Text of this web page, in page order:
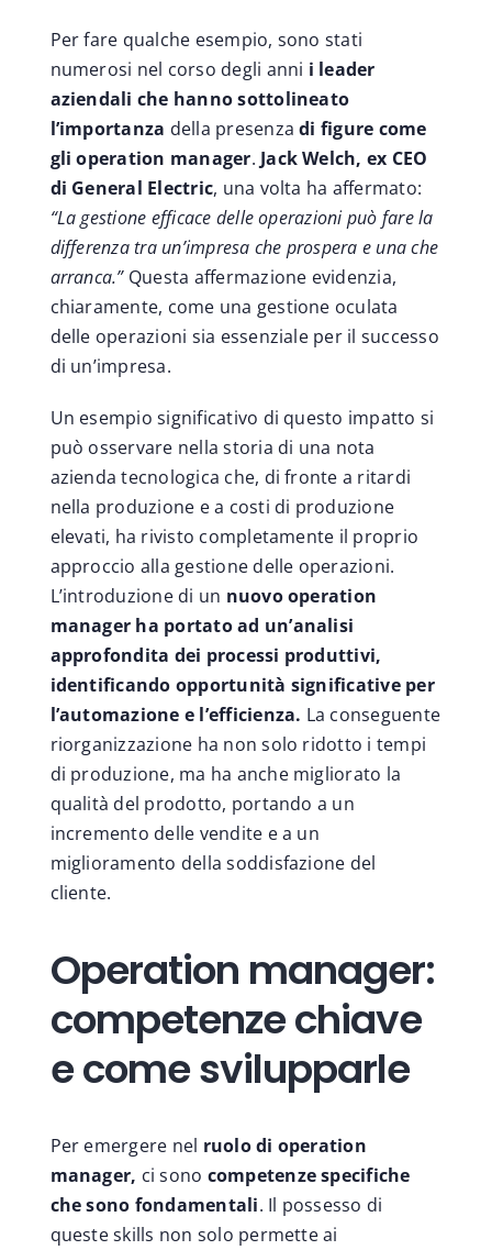
Per fare qualche esempio, sono stati
numerosi nel corso degli anni i leader
aziendali che hanno sottolineato
l’importanza della presenzadi figure come
gli operation manager. Jack Welch, ex CEO
di General Electric, una volta ha affermato:
“La gestione efficace delle operazioni può fare la
differenza tra un’impresa che prospera e una che
arranca.”Questa affermazione evidenzia,
chiaramente, come una gestione oculata
delle operazioni sia essenziale per il successo
di un’impresa.
Un esempio significativo di questo impatto si
può osservare nella storia di una nota
azienda tecnologica che, di fronte a ritardi
nella produzione e a costi di produzione
elevati, ha rivisto completamente il proprio
approccio alla gestione delle operazioni.
L’introduzione di un nuovo operation
manager ha portato ad un’analisi
approfondita dei processi produttivi,
identificando opportunità significative per
l’automazione e l’efficienza. La conseguente
riorganizzazione ha non solo ridotto i tempi
di produzione, ma ha anche migliorato la
qualità del prodotto, portando a un
incremento delle vendite e a un
miglioramento della soddisfazione del
cliente.
Operation manager:
competenze chiave
e come svilupparle
Per emergere nel ruolo di operation
manager, ci sono competenze specifiche
che sono fondamentali. Il possesso di
queste skills non solo permette ai